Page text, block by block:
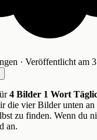
· Veröffentlicht am
4 Bilder 1 Wort
die vier Bilder unten an
zu finden. Wenn du
an.